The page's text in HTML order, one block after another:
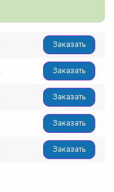
Заказать
Заказать
Заказать
Заказать
Заказать